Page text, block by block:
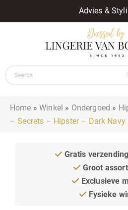
Advies &
Home »Winkel » Ondergoed »
– Secrets – Hipster – Dark Navy
Gratis
Groot
Exclusieve
Fysieke